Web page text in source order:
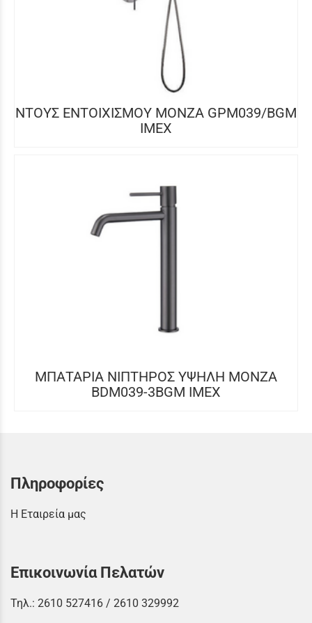
ΝΤΟΥΣ ΕΝΤΟΙΧΙΣΜΟΥ MONZA GPM039/BGM
IMEX
ΜΠΑΤΑΡΙΑ ΝΙΠΤΗΡΟΣ ΥΨΗΛΗ MONZA
BDM039-3BGM IMEX
Πληροφορίες
Η Εταιρεία μας
Επικοινωνία Πελατών
Τηλ.: 2610 527416 / 2610 329992